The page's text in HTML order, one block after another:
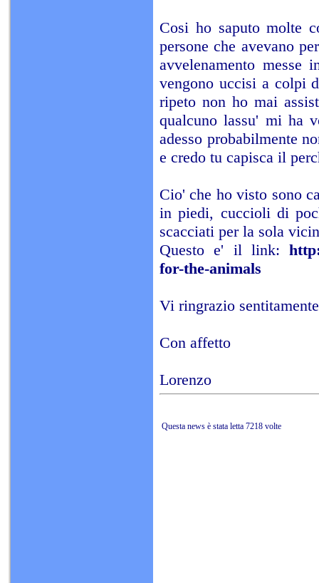
Cosi ho saputo molte
persone che avevano
avvelenamento messe
vengono uccisi a colpi
ripeto non ho mai
qualcuno lassu' mi ha
adesso probabilmente
e credo tu capisca il
Cio' che ho visto sono
in piedi, cuccioli di
scacciati per la sola
Questo e' il link:
for-the-animals
Vi ringrazio sentitamente
Con affetto
Lorenzo
Questa news è stata letta 7218 volte